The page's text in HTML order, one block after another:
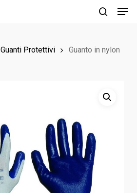
Guanti Protettivi
Guanto in nylon